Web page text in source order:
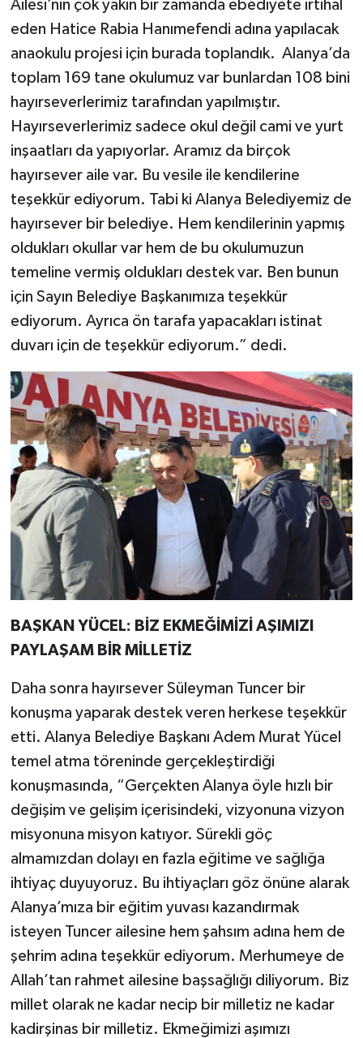
Ailesi’nin çok yakın bir zamanda ebediyete irtihal
eden Hatice Rabia Hanımefendi adına yapılacak
anaokulu projesi için burada toplandık. Alanya’da
toplam 169 tane okulumuz var bunlardan 108 bini
hayırseverlerimiz tarafından yapılmıştır.
Hayırseverlerimiz sadece okul değil cami ve yurt
inşaatları da yapıyorlar. Aramız da birçok
hayırsever aile var. Bu vesile ile kendilerine
teşekkür ediyorum. Tabi ki Alanya Belediyemiz de
hayırsever bir belediye. Hem kendilerinin yapmış
oldukları okullar var hem de bu okulumuzun
temeline vermiş oldukları destek var. Ben bunun
için Sayın Belediye Başkanımıza teşekkür
ediyorum. Ayrıca ön tarafa yapacakları istinat
duvarı için de teşekkür ediyorum.” dedi.
BAŞKAN YÜCEL: BİZ EKMEĞİMİZİ AŞIMIZI
PAYLAŞAM BİR MİLLETİZ
Daha sonra hayırsever Süleyman Tuncer bir
konuşma yaparak destek veren herkese teşekkür
etti. Alanya Belediye Başkanı Adem Murat Yücel
temel atma töreninde gerçekleştirdiği
konuşmasında, “Gerçekten Alanya öyle hızlı bir
değişim ve gelişim içerisindeki, vizyonuna vizyon
misyonuna misyon katıyor. Sürekli göç
almamızdan dolayı en fazla eğitime ve sağlığa
ihtiyaç duyuyoruz. Bu ihtiyaçları göz önüne alarak
Alanya’mıza bir eğitim yuvası kazandırmak
isteyen Tuncer ailesine hem şahsım adına hem de
şehrim adına teşekkür ediyorum. Merhumeye de
Allah’tan rahmet ailesine başsağlığı diliyorum. Biz
millet olarak ne kadar necip bir milletiz ne kadar
kadirşinas bir milletiz. Ekmeğimizi aşımızı